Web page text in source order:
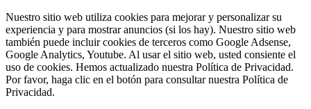
Nuestro sitio web utiliza cookies para mejorar y personalizar su
experiencia y para mostrar anuncios (si los hay). Nuestro sitio web
también puede incluir cookies de terceros como Google Adsense,
Google Analytics, Youtube. Al usar el sitio web, usted consiente el
uso de cookies. Hemos actualizado nuestra Política de Privacidad.
Por favor, haga clic en el botón para consultar nuestra Política de
Privacidad.